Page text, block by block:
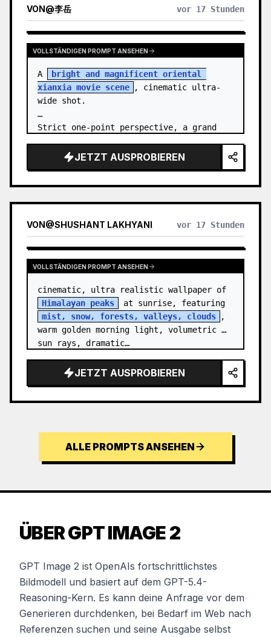
VON@李岳 vor 17 Stunden
VOLLSTÄNDIGEN PROMPT ANSEHEN
A
bright and magnificent oriental
xianxia movie scene
, cinematic ultra-
wide shot.
Strict one-point perspective, a grand
golden jade, passing through the sea of
clouds from the bottom…
JETZT AUSPROBIEREN
VON@SHUSHANT LAKHYANI vor 17 Stunden
VOLLSTÄNDIGEN PROMPT ANSEHEN
Himalayan peaks
mist, snow, forests, valleys, clouds
,
warm golden morning light, volumetric
sun rays, dramatic…
JETZT AUSPROBIEREN
ALLE PROMPTS ANSEHEN
ÜBER GPT IMAGE 2
GPT Image 2 ist OpenAIs fortschrittlichstes
Bildmodell und basiert auf dem GPT-5.4-
Reasoning-Kern. Es kann deine Anfrage vor dem
Generieren durchdenken, bei Bedarf im Web nach
Referenzen suchen und seine Ausgabe selbst